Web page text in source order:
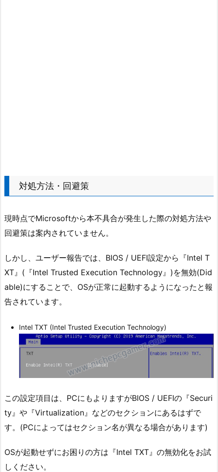
対処方法・回避策
現時点でMicrosoftから本不具合が発生した際の対処方法や
回避策は案内されていません。
しかし、ユーザー報告では、BIOS / UEFI設定から『Intel T
XT』(『Intel Trusted Execution Technology』)を無効(Did
able)にすることで、OSが正常に起動するようになったと報
告されています。
Intel TXT (Intel Trusted Execution Technology)
この設定項目は、PCにもよりますがBIOS / UEFIの『Securi
ty』や『Virtualization』などのセクションにあるはずで
す。(PCによってはセクション名が異なる場合があります)
OSが起動せずにお困りの方は『Intel TXT』の無効化をお試
しください。